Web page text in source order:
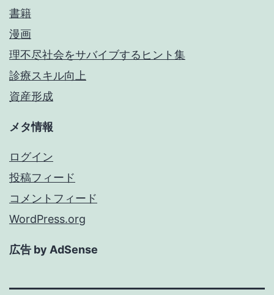
書籍
漫画
理不尽社会をサバイブするヒント集
診療スキル向上
資産形成
メタ情報
ログイン
投稿フィード
コメントフィード
WordPress.org
広告 by AdSense